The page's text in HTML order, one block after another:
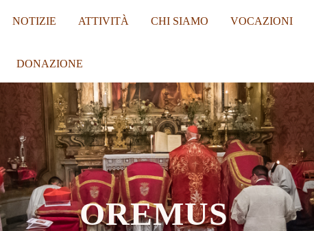
NOTIZIE ATTIVITÀ CHI SIAMO VOCAZIONI
DONAZIONE
OREMUS